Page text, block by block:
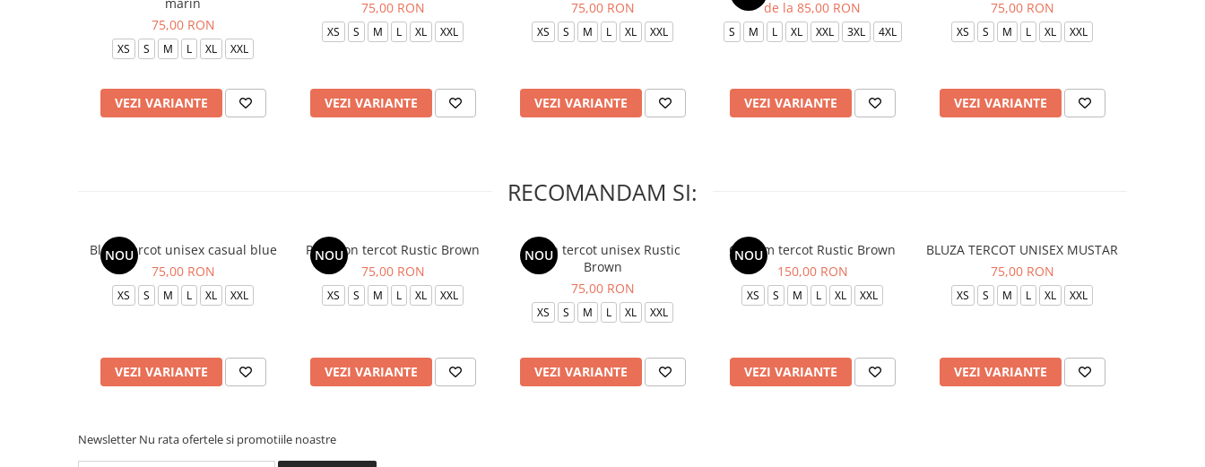
75,00 RON
XS S M L XL XXL
VEZI VARIANTE
75,00 RON
XS S M L XL XXL
VEZI VARIANTE
75,00 RON
XS S M L XL XXL
VEZI VARIANTE
de la 85,00 RON
S M L XL XXL 3XL 4XL
VEZI VARIANTE
75,00 RON
XS S M L XL XXL
VEZI VARIANTE
RECOMANDAM SI:
NOU
Bluza tercot unisex casual blue
75,00 RON
XS S M L XL XXL
VEZI VARIANTE
NOU
Pantalon tercot Rustic Brown
75,00 RON
XS S M L XL XXL
VEZI VARIANTE
NOU
Bluza tercot unisex Rustic
Brown
75,00 RON
XS S M L XL XXL
VEZI VARIANTE
NOU
Costum tercot Rustic Brown
150,00 RON
XS S M L XL XXL
VEZI VARIANTE
BLUZA TERCOT UNISEX MUSTAR
75,00 RON
XS S M L XL XXL
VEZI VARIANTE
Newsletter Nu rata ofertele si promotiile noastre